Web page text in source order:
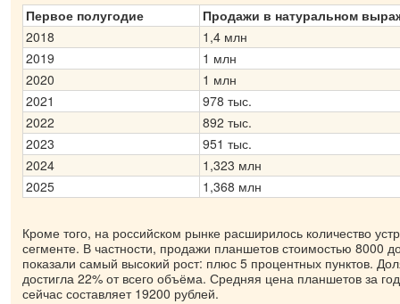
Первое полугодие
Продажи в натуральном
2018
​1,4 млн
2019
1 млн
2020
1 млн
2021
978 тыс.
2022
892 тыс.
2023
951 тыс.
2024
1,323 млн
2025
1,368 млн
Кроме того, на российском рынке расширилось количество
сегменте. В частности, продажи планшетов стоимостью 8000
показали самый высокий рост: плюс 5 процентных пунктов.
достигла 22% от всего объёма. Средняя цена планшетов за
сейчас составляет 19200 рублей.